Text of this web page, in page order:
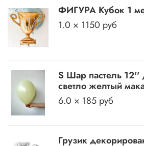
ФИГУРА Кубок 1
1.0 × 1150 руб
S Шар пастель
светло желтый
6.0 × 185 руб
Грузик